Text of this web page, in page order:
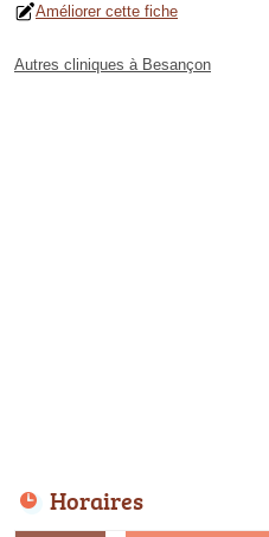
Améliorer cette fiche
Autres cliniques à Besançon
Horaires